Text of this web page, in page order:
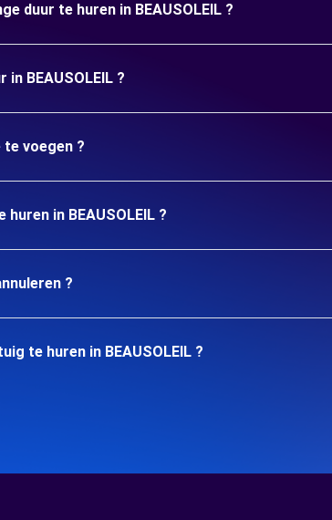
duur te huren in BEAUSOLEIL ?
BEAUSOLEIL ?
voegen ?
in BEAUSOLEIL ?
?
te huren in BEAUSOLEIL ?